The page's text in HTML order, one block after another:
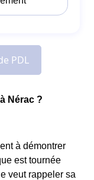
Nérac ?
à démontrer
est tournée
veut rappeler sa